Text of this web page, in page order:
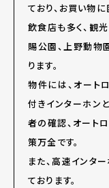
ており、お買い物に
飲食店も多く、観
賜公園、上野動物
ります。
物件には、オート
付きインターホン
者の確認、オート
策万全です。
また、高速インタ
ております。